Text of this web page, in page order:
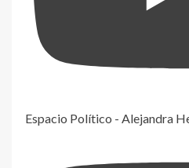
Espacio Político - Alejandra